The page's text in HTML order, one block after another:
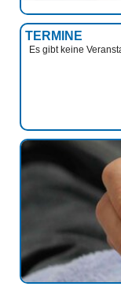
TERMINE
Es gibt keine